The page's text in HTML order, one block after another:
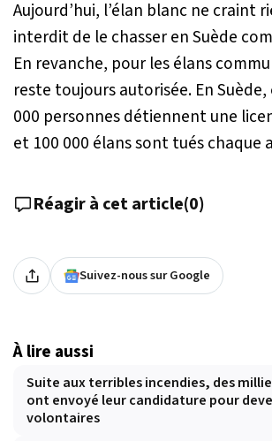
Aujourd’hui, l’élan blanc ne craint
interdit de le chasser en Suède
En revanche, pour les élans
reste toujours autorisée. En
000 personnes détiennent une
et 100 000 élans sont tués chaque
Réagir à cet article(0)
Suivez-nous sur Google
À lire aussi
Suite aux terribles incendies, des
ont envoyé leur candidature pour
volontaires